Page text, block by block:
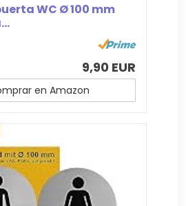
WC Ø 100 mm
9,90 EUR
en Amazon